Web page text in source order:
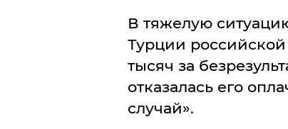
В тяжелую
Турции российской
тысяч за
отказалась его
случай».